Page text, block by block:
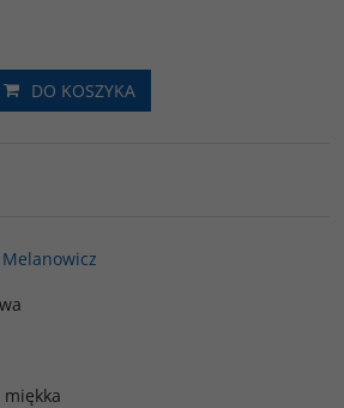
DO KOSZYKA
Melanowicz